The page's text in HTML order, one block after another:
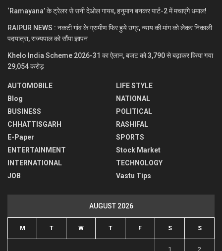
‘Ramayana’ के ट्रेलर से सनी देओल गायब, हनुमान बनकर पार्ट-2 में मचाएंगे धमाल!
RAIPUR NEWS : नकटी गांव के ग्रामीण फिर हुये उग्र, न्याय की मांग को लेकर निकाली
पदयात्रा, राज्यपाल को सौंपा ज्ञापन
Khelo India Scheme 2026-31 का ऐलान, बजट को 3,790 से बढ़ाकर किया गया
29,054 करोड़
AUTOMOBILE
Blog
BUSINESS
CHHATTISGARH
E-Paper
ENTERTAINMENT
INTERNATIONAL
JOB
LIFE STYLE
NATIONAL
POLITICAL
RASHIFAL
SPORTS
Stock Market
TECHNOLOGY
Vastu Tips
AUGUST 2026
M T W T F S S
1 2